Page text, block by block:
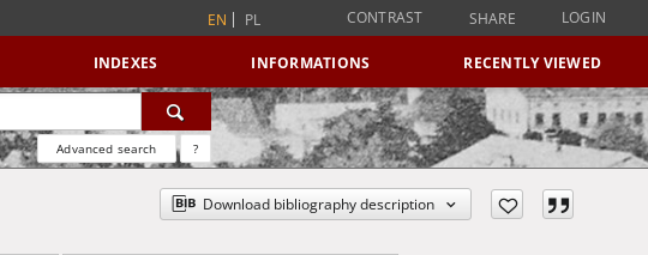
EN PL CONTRAST SHARE LOGIN
INDEXES INFORMATIONS RECENTLY VIEWED
Advanced search ?
Download bibliography description